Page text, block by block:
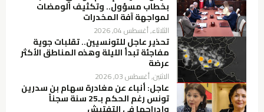
بخطاب مسؤول.. وتكثيف الومضات
لمواجهة آفة المخدرات
الثلاثاء, أغسطس 04, 2026
تحذير عاجل للتونسيين.. تقلبات جوية
مفاجئة تبدأ الليلة وهذه المناطق الأكثر
عرضة
الاثنين, أغسطس 03, 2026
عاجل: أنباء عن مغادرة سهام بن سدرين
تونس رغم الحكم بـ25 سنة سجناً
وإدراجها في التفتيش